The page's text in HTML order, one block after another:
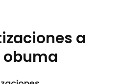
a
obuma